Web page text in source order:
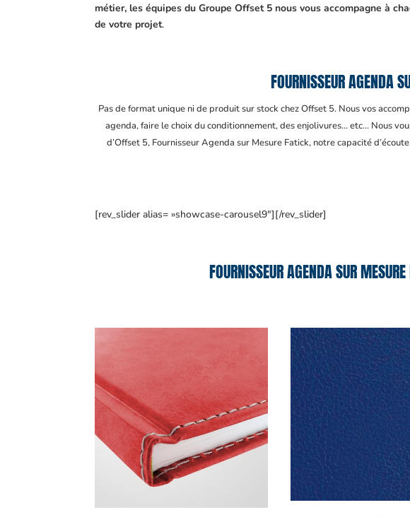
métier, les équipes du Groupe Offset 5 nous vous accompagne à
de votre projet.
FOURNISSEUR AGENDA
Pas de format unique ni de produit sur stock chez Offset 5. Nous vos
agenda, faire le choix du conditionnement, des enjolivures… etc… Nous
d’Offset 5, Fournisseur Agenda sur Mesure Fatick, notre capacité
[rev_slider alias= »showcase-carousel9″][/rev_slider]
FOURNISSEUR AGENDA SUR